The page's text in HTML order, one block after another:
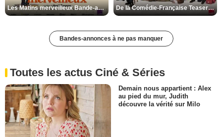
Les Matins merveilleux Bande-annonce VF De la Comédie-Française Teaser VF
Bandes-annonces à ne pas manquer
Toutes les actus Ciné & Séries
Demain nous appartient : Alex
au pied du mur, Judith
découvre la vérité sur Milo